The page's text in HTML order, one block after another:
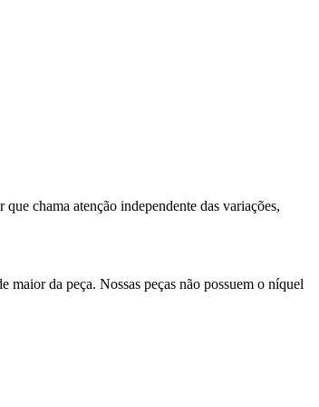
chama atenção independente das variações,
maior da peça. Nossas peças não possuem o níquel